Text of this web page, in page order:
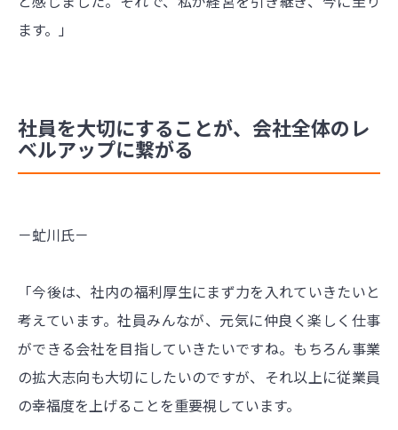
ます。」
社員を大切にすることが、会社全体のレ
ベルアップに繋がる
－虻川氏－
「今後は、社内の福利厚生にまず力を入れていきたいと
考えています。社員みんなが、元気に仲良く楽しく仕事
ができる会社を目指していきたいですね。もちろん事業
の拡大志向も大切にしたいのですが、それ以上に従業員
の幸福度を上げることを重要視しています。